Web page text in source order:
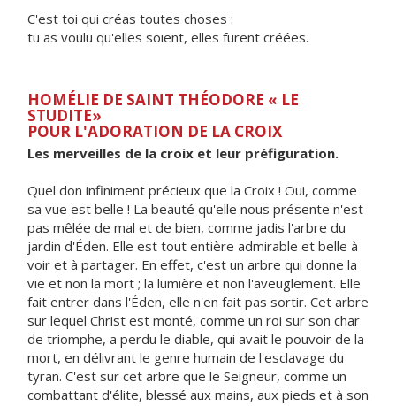
C'est toi qui créas toutes choses :
tu as voulu qu'elles soient, elles furent créées.
HOMÉLIE DE SAINT THÉODORE « LE
STUDITE»
POUR L'ADORATION DE LA CROIX
Les merveilles de la croix et leur préfiguration.
Quel don infiniment précieux que la Croix ! Oui, comme
sa vue est belle ! La beauté qu'elle nous présente n'est
pas mêlée de mal et de bien, comme jadis l'arbre du
jardin d'Éden. Elle est tout entière admirable et belle à
voir et à partager. En effet, c'est un arbre qui donne la
vie et non la mort ; la lumière et non l'aveuglement. Elle
fait entrer dans l'Éden, elle n'en fait pas sortir. Cet arbre
sur lequel Christ est monté, comme un roi sur son char
de triomphe, a perdu le diable, qui avait le pouvoir de la
mort, en délivrant le genre humain de l'esclavage du
tyran. C'est sur cet arbre que le Seigneur, comme un
combattant d'élite, blessé aux mains, aux pieds et à son